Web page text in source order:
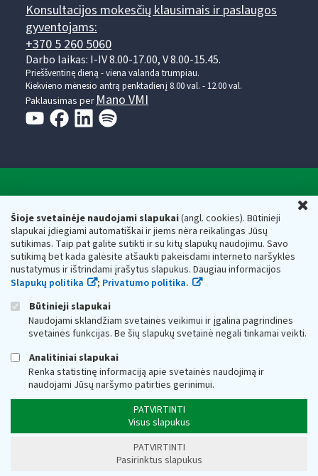
Šioje svetainėje naudojami slapukai(angl. cookies). Būtinieji
slapukai įdiegiami automatiškai ir jiems nėra reikalingas Jūsų
sutikimas. Taip pat galite sutikti ir su kitų slapukų naudojimu. Savo
sutikimą bet kada galėsite atšaukti pakeisdami interneto naršyklės
nustatymus ir ištrindami įrašytus slapukus. Daugiau informacijos
Slapukų politika
; Privatumo politika.
Būtinieji slapukai
Naudojami sklandžiam svetainės veikimui ir įgalina pagrindines
svetainės funkcijas. Be šių slapukų svetainė negali tinkamai veikti.
Analitiniai slapukai
Renka statistinę informaciją apie svetainės naudojimą ir
naudojami Jūsų naršymo patirties gerinimui.
PATVIRTINTI
Visus slapukus
PATVIRTINTI
Pasirinktus slapukus
Konsultacijos mokesčių klausimais ir paslaugos
gyventojams:
+370 5 260 5060
Darbo laikas: I-IV 8.00-17.00, V 8.00-15.45.
Prieššventinę dieną - viena valanda trumpiau.
Kiekvieno mėnesio antrą penktadienį 8.00 val. - 12.00 val.
Paklausimas per Mano VMI
Respublikos finansų ministerijos
Biudžetinė įstaiga. Juridinio asmens kodas — 188659752,
adresas: Vasario 16-osios g. 14, 01107 Vilnius, Lietuva, el.paštas:
vmi@vmi.lt, E. pristatymo dėžutės adresas 188659752
Duomenys apie Valstybinę mokesčių inspekciją prie Lietuvos
Respublikos finansų ministerijos kaupiami ir saugomi Juridinių